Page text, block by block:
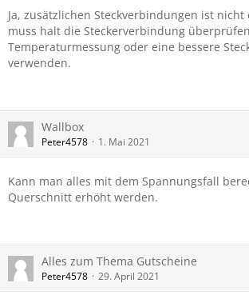
Ja, zusätzlichen Steckverbindungen ist
muss halt die Steckerverbindung
Temperaturmessung oder eine bessere
verwenden.
Wallbox
Peter4578 1. Mai 2021
Kann man alles mit dem Spannungsfall
Querschnitt erhöht werden.
Alles zum Thema Gutscheine
Peter4578 29. April 2021